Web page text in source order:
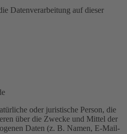
Datenverarbeitung auf dieser
oder juristische Person, die
über die Zwecke und Mittel der
Daten (z. B. Namen, E-Mail-